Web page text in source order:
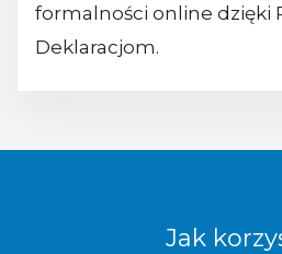
formalności online dzięki
Deklaracjom.
Jak